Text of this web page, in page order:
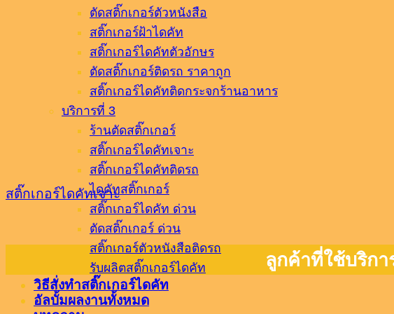
ตัดสติ๊กเกอร์ตัวหนังสือ
สติ๊กเกอร์ฝ้าไดคัท
สติ๊กเกอร์ไดคัทตัวอักษร
ตัดสติ๊กเกอร์ติดรถ ราคาถูก
สติ๊กเกอร์ไดคัทติดกระจกร้านอาหาร
บริการที่ 3
ร้านตัดสติ๊กเกอร์
สติ๊กเกอร์ไดคัทเจาะ
สติ๊กเกอร์ไดคัทติดรถ
ไดคัทสติ๊กเกอร์
สติ๊กเกอร์ไดคัท ด่วน
ตัดสติ๊กเกอร์ ด่วน
สติ๊กเกอร์ตัวหนังสือติดรถ
รับผลิตสติ๊กเกอร์ไดคัท
วิธีสั่งทำสติ๊กเกอร์ไดคัท
อัลบั้มผลงานทั้งหมด
สติ๊กเกอร์ไดคัทเจาะ
ลูกค้าที่ใช้บริก